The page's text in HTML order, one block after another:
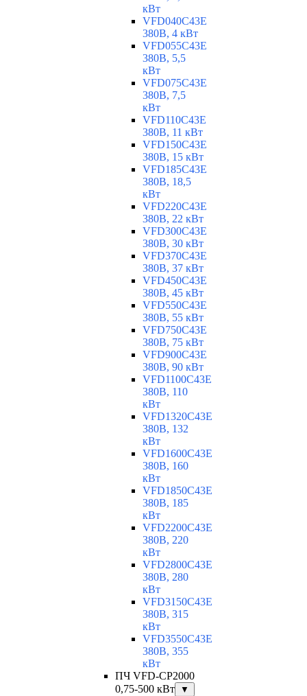
кВт
VFD040C43E
380В, 4 кВт
VFD055C43E
380В, 5,5
кВт
VFD075C43E
380В, 7,5
кВт
VFD110C43E
380В, 11 кВт
VFD150C43E
380В, 15 кВт
VFD185C43E
380В, 18,5
кВт
VFD220C43E
380В, 22 кВт
VFD300C43E
380В, 30 кВт
VFD370C43E
380В, 37 кВт
VFD450C43E
380В, 45 кВт
VFD550C43E
380В, 55 кВт
VFD750C43E
380В, 75 кВт
VFD900C43E
380В, 90 кВт
VFD1100C43E
380В, 110
кВт
VFD1320C43E
380В, 132
кВт
VFD1600C43E
380В, 160
кВт
VFD1850C43E
380В, 185
кВт
VFD2200C43E
380В, 220
кВт
VFD2800C43E
380В, 280
кВт
VFD3150C43E
380В, 315
кВт
VFD3550C43E
380В, 355
кВт
ПЧ VFD-CP2000
0,75-500 кВт
▼